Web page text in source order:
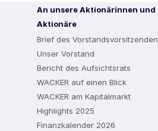
An unsere Aktionärinnen und
Aktionäre
Brief des Vorstandsvorsitzenden
Unser Vorstand
Bericht des Aufsichtsrats
WACKER auf einen Blick
WACKER am Kapitalmarkt
Highlights 2025
Finanzkalender 2026